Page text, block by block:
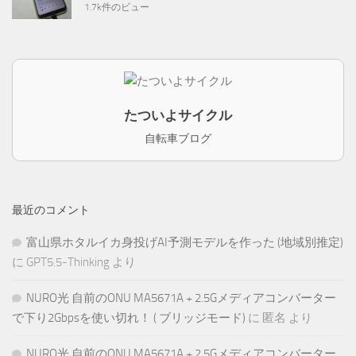
1.7k件のビュー
たついよサイクル
自転車ブログ
最近のコメント
富山県ホタルイカ身投げAI予測モデルを作った (地域別推定)
に GPT5.5-Thinking より
NURO光 自前のONU MA5671A + 2.5Gメディアコンバーター
で下り2Gbpsを使い切れ！ ( ブリッジモード) に 匿名 より